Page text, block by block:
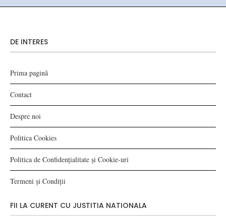
DE INTERES
Prima pagină
Contact
Despre noi
Politica Cookies
Politica de Confidențialitate și Cookie-uri
Termeni și Condiții
FII LA CURENT CU JUSTITIA NATIONALA